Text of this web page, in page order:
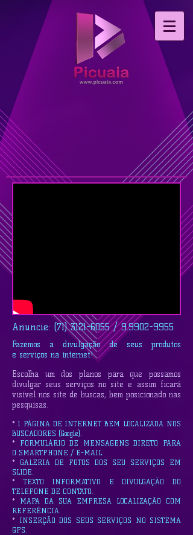
Anuncie: (71) 3121-6055/9.9902-9955
Fazemos a divulgação de seus produtos
e serviços na internet!
Escolha um dos planos para que possamos
divulgar seus serviços no site e assim ficará
visível nos site de buscas, bem posicionado nas
pesquisas.
* 1 PÁGINA DE INTERNET BEM LOCALIZADA NOS
BUSCADORES (Google).
* FORMULÁRIO DE MENSAGENS DIRETO PARA
O SMARTPHONE / E-MAIL.
* GALERIA DE FOTOS DOS SEU SERVIÇOS EM
SLIDE.
* TEXTO INFORMATIVO E DIVULGAÇÃO DO
TELEFONE DE CONTATO.
* MAPA DA SUA EMPRESA LOCALIZAÇÃO COM
REFERÊNCIA.
* INSERÇÃO DOS SEUS SERVIÇOS NO SISTEMA
GPS.